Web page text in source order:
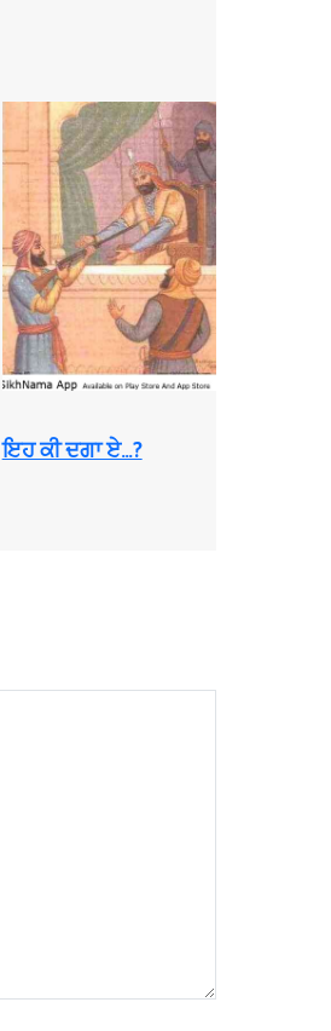
ਇਹ ਕੀ ਦਗਾ ਏ…?